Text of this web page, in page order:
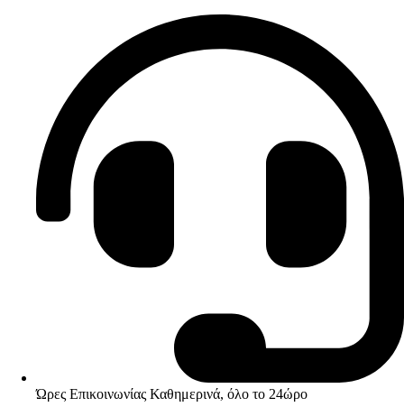
Ώρες Επικοινωνίας Καθημερινά, όλο το 24ώρο